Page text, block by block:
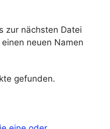
zur nächsten Datei
neuen Namen
gefunden.